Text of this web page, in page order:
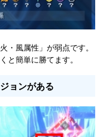
・風属性」が弱点です。
と簡単に勝てます。
ョンがある